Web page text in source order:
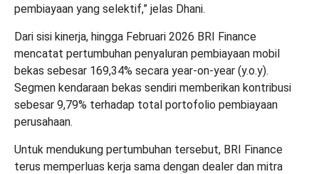
pembiayaan yang selektif,” jelas Dhani.
Dari sisi kinerja, hingga Februari 2026 BRI Finance
mencatat pertumbuhan penyaluran pembiayaan mobil
bekas sebesar 169,34% secara year-on-year (y.o.y).
Segmen kendaraan bekas sendiri memberikan kontribusi
sebesar 9,79% terhadap total portofolio pembiayaan
perusahaan.
Untuk mendukung pertumbuhan tersebut, BRI Finance
terus memperluas kerja sama dengan dealer dan mitra